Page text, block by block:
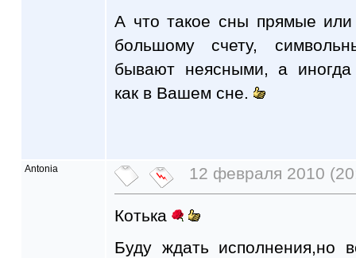
А что такое сны прямые
большому счету,
бывают неясными, а
как в Вашем сне.
Antonia 12 февраля 2010
Котька
Буду ждать исполнения,но